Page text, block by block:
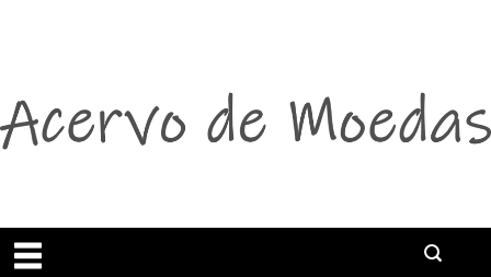
Abrir menu
Buscar